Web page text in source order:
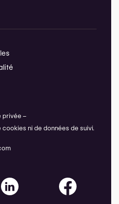
privée –
ni de données de suivi.